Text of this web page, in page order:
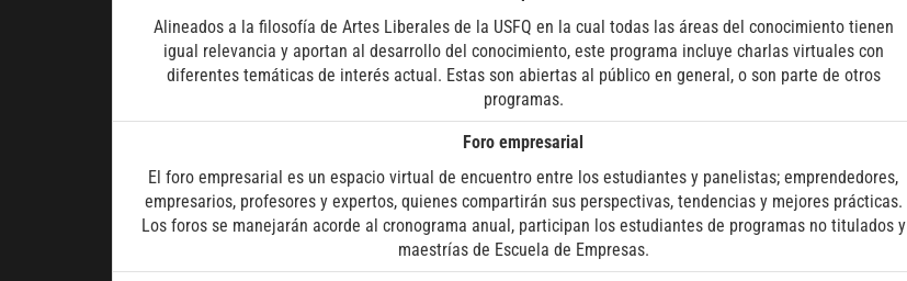
Alineados a la filosofía de Artes Liberales de la USFQ en la cual todas las áreas del conocimiento tienen
igual relevancia y aportan al desarrollo del conocimiento, este programa incluye charlas virtuales con
diferentes temáticas de interés actual. Estas son abiertas al público en general, o son parte de otros
programas.
Foro empresarial
El foro empresarial es un espacio virtual de encuentro entre los estudiantes y panelistas; emprendedores,
empresarios, profesores y expertos, quienes compartirán sus perspectivas, tendencias y mejores prácticas.
Los foros se manejarán acorde al cronograma anual, participan los estudiantes de programas no titulados y
maestrías de Escuela de Empresas.